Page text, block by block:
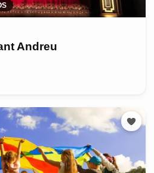
Andreu